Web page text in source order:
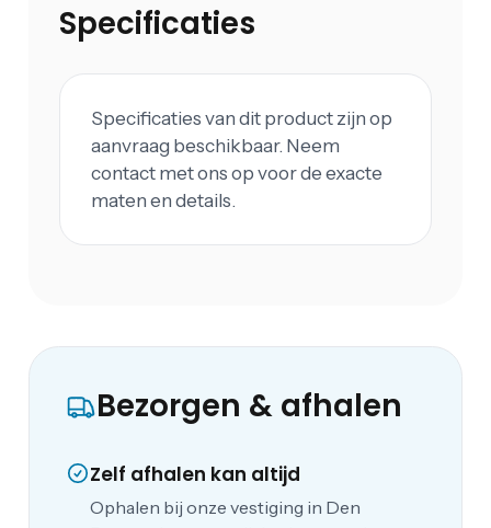
Specificaties
Specificaties van dit product zijn op
aanvraag beschikbaar. Neem
contact met ons op voor de exacte
maten en details.
Bezorgen & afhalen
Zelf afhalen kan altijd
Ophalen bij onze vestiging in Den